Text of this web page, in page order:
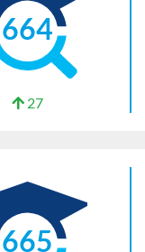
664
27
665